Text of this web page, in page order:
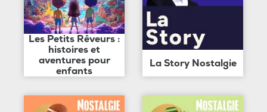
Les Petits Rêveurs :
histoires et
aventures pour
enfants
La Story Nostalgie